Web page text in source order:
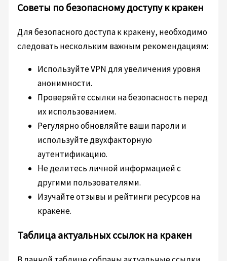
Советы по безопасному доступу к кракен
Для безопасного доступа к кракену, необходимо
следовать нескольким важным рекомендациям:
Используйте VPN для увеличения уровня
анонимности.
Проверяйте ссылки на безопасность перед
их использованием.
Регулярно обновляйте ваши пароли и
используйте двухфакторную
аутентификацию.
Не делитесь личной информацией с
другими пользователями.
Изучайте отзывы и рейтинги ресурсов на
кракене.
Таблица актуальных ссылок на кракен